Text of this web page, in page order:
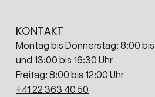
KONTAKT
Montag bis Donnerstag: 8:00 bis
und 13:00 bis 16:30 Uhr
Freitag: 8:00 bis 12:00 Uhr
+41 22 363 40 50